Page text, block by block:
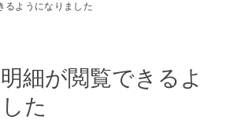
るようになりました
細が閲覧できるよ
た